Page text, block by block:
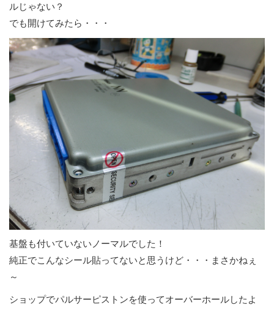
ルじゃない？
でも開けてみたら・・・
基盤も付いていないノーマルでした！
純正でこんなシール貼ってないと思うけど・・・まさかねぇ
～
ショップでパルサーピストンを使ってオーバーホールしたよ